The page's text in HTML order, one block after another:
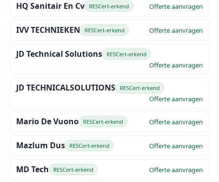
HQ Sanitair En Cv RESCert-erkend Offerte aanvragen
IVV TECHNIEKEN RESCert-erkend Offerte aanvragen
JD Technical Solutions RESCert-erkend
Offerte aanvragen
JD TECHNICALSOLUTIONS RESCert-erkend
Offerte aanvragen
Mario De Vuono RESCert-erkend Offerte aanvragen
Mazlum Dus RESCert-erkend Offerte aanvragen
MD Tech RESCert-erkend Offerte aanvragen